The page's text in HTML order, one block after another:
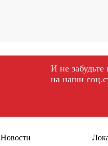
И не забудьте
на наши
Новости